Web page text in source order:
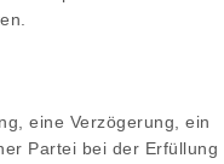
eine Verzögerung, ein
Partei bei der Erfüllung